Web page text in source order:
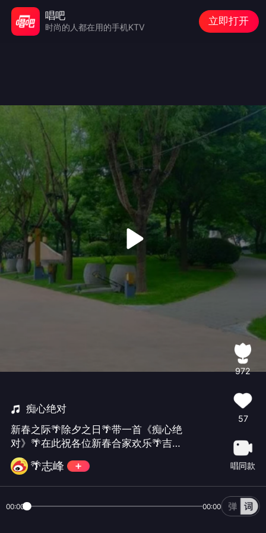
痴心绝对
新春之际🌴除夕之日🌴带一首《痴心绝
对》🌴在此祝各位新春合家欢乐🌴吉祥
安康🌴新年万事如意🌴🌹（（🌹🌹🙏🏻
🙏🏻🙏🏻
🌴志峰
972
57
唱同款
00:00 00:00
唱吧
时尚的人都在用的手机KTV
立即打开